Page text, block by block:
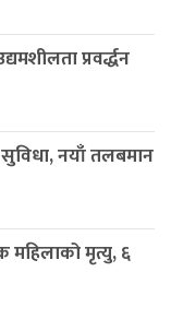
प्रवर्द्धन
नयाँ तलबमान
महिलाको मृत्यु, ६